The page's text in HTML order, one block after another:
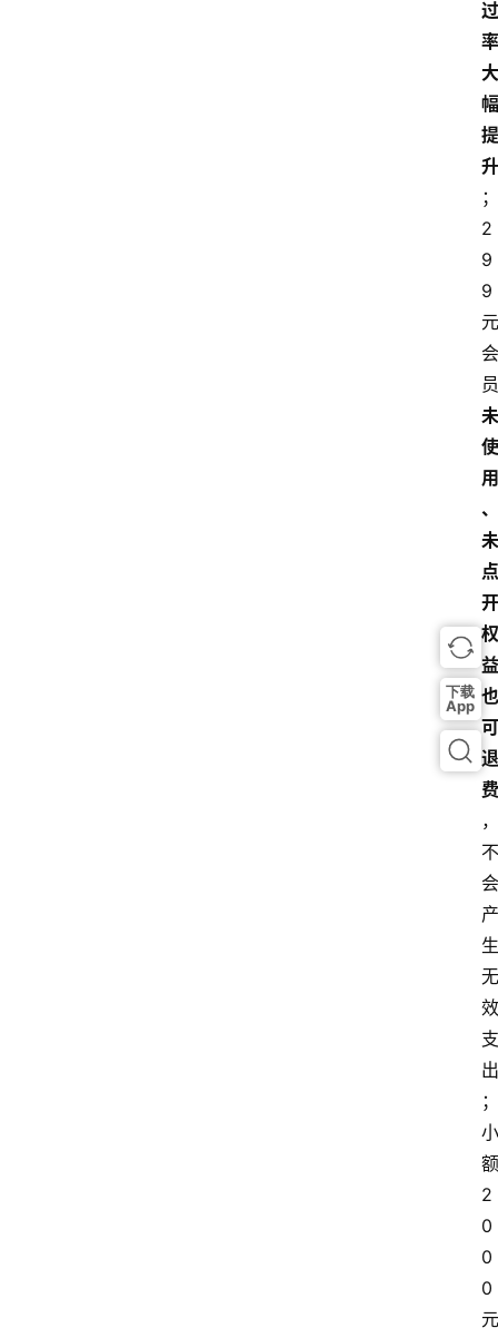
过
率
大
幅
提
升
；
2
9
9
元
会
员
未
使
用
、
未
点
开
权
益
也
可
退
费
，
不
会
产
生
无
效
支
出
；
小
额
2
0
0
0
元
下载
App